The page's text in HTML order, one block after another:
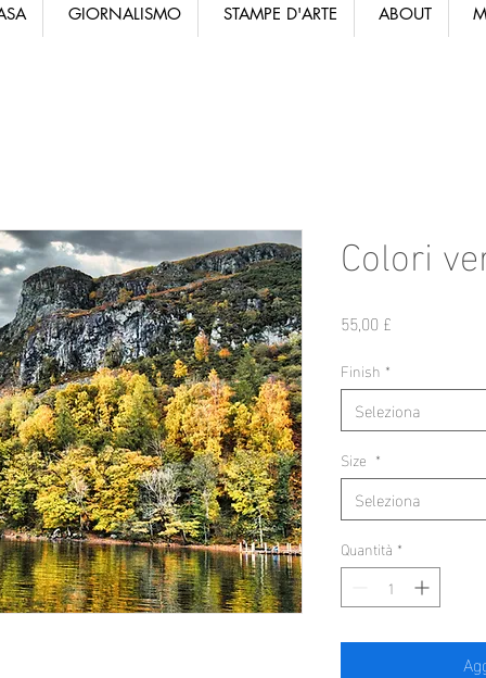
GIORNALISMO STAMPE D'ARTE ABOUT
Colori
55,00 £
Finish *
Seleziona
Size *
Seleziona
Quantità *